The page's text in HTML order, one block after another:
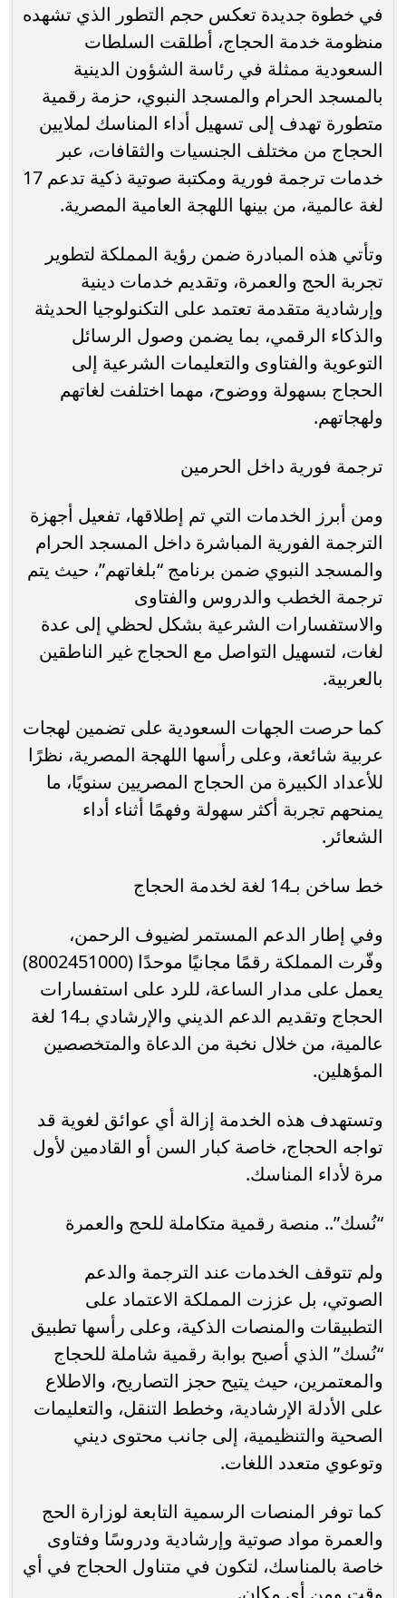
في خطوة جديدة تعكس حجم التطور الذي تشهده
منظومة خدمة الحجاج، أطلقت السلطات
السعودية ممثلة في رئاسة الشؤون الدينية
بالمسجد الحرام والمسجد النبوي، حزمة رقمية
متطورة تهدف إلى تسهيل أداء المناسك لملايين
الحجاج من مختلف الجنسيات والثقافات، عبر
خدمات ترجمة فورية ومكتبة صوتية ذكية تدعم 17
لغة عالمية، من بينها اللهجة العامية المصرية.
وتأتي هذه المبادرة ضمن رؤية المملكة لتطوير
تجربة الحج والعمرة، وتقديم خدمات دينية
وإرشادية متقدمة تعتمد على التكنولوجيا الحديثة
والذكاء الرقمي، بما يضمن وصول الرسائل
التوعوية والفتاوى والتعليمات الشرعية إلى
الحجاج بسهولة ووضوح، مهما اختلفت لغاتهم
ولهجاتهم.
ترجمة فورية داخل الحرمين
ومن أبرز الخدمات التي تم إطلاقها، تفعيل أجهزة
الترجمة الفورية المباشرة داخل المسجد الحرام
والمسجد النبوي ضمن برنامج “بلغاتهم”، حيث يتم
ترجمة الخطب والدروس والفتاوى
والاستفسارات الشرعية بشكل لحظي إلى عدة
لغات، لتسهيل التواصل مع الحجاج غير الناطقين
بالعربية.
كما حرصت الجهات السعودية على تضمين لهجات
عربية شائعة، وعلى رأسها اللهجة المصرية، نظرًا
للأعداد الكبيرة من الحجاج المصريين سنويًا، ما
يمنحهم تجربة أكثر سهولة وفهمًا أثناء أداء
الشعائر.
خط ساخن بـ14 لغة لخدمة الحجاج
وفي إطار الدعم المستمر لضيوف الرحمن،
وفّرت المملكة رقمًا مجانيًا موحدًا (8002451000)
يعمل على مدار الساعة، للرد على استفسارات
الحجاج وتقديم الدعم الديني والإرشادي بـ14 لغة
عالمية، من خلال نخبة من الدعاة والمتخصصين
المؤهلين.
وتستهدف هذه الخدمة إزالة أي عوائق لغوية قد
تواجه الحجاج، خاصة كبار السن أو القادمين لأول
مرة لأداء المناسك.
“نُسك”.. منصة رقمية متكاملة للحج والعمرة
ولم تتوقف الخدمات عند الترجمة والدعم
الصوتي، بل عززت المملكة الاعتماد على
التطبيقات والمنصات الذكية، وعلى رأسها تطبيق
“نُسك” الذي أصبح بوابة رقمية شاملة للحجاج
والمعتمرين، حيث يتيح حجز التصاريح، والاطلاع
على الأدلة الإرشادية، وخطط التنقل، والتعليمات
الصحية والتنظيمية، إلى جانب محتوى ديني
وتوعوي متعدد اللغات.
كما توفر المنصات الرسمية التابعة لوزارة الحج
والعمرة مواد صوتية وإرشادية ودروسًا وفتاوى
خاصة بالمناسك، لتكون في متناول الحجاج في أي